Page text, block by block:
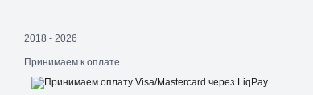
2018 - 2026
Принимаем к оплате